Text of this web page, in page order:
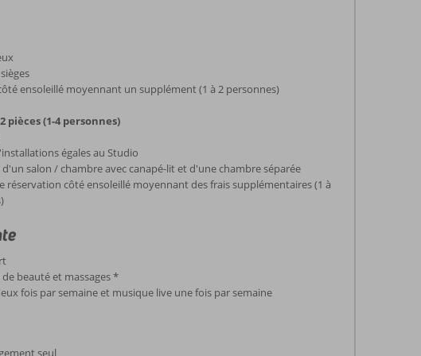
ensoleillé moyennant un supplément (1 à 2 personnes)
pièces (1-4 personnes)
égales au Studio
d'un salon / chambre avec canapé-lit et d'une chambre séparée
réservation côté ensoleillé moyennant des frais supplémentaires (1 à
beauté et massages *
fois par semaine et musique live une fois par semaine
seul